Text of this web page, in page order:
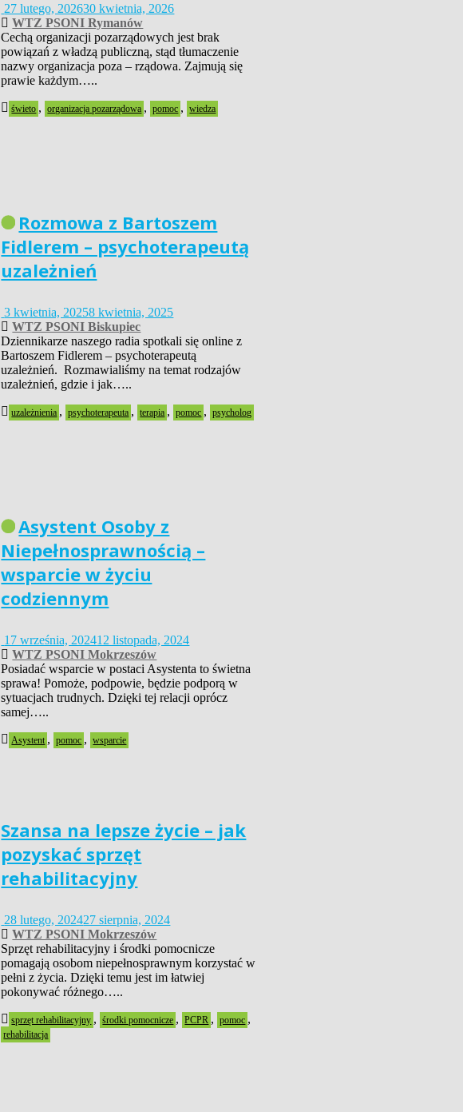
27 lutego, 202630 kwietnia, 2026
WTZ PSONI Rymanów
Cechą organizacji pozarządowych jest brak
powiązań z władzą publiczną, stąd tłumaczenie
nazwy organizacja poza – rządowa. Zajmują się
prawie każdym…..
świeto , organizacja pozarządowa , pomoc , wiedza
Rozmowa z Bartoszem
Fidlerem – psychoterapeutą
uzależnień
3 kwietnia, 20258 kwietnia, 2025
WTZ PSONI Biskupiec
Dziennikarze naszego radia spotkali się online z
Bartoszem Fidlerem – psychoterapeutą
uzależnień. Rozmawialiśmy na temat rodzajów
uzależnień, gdzie i jak…..
uzależnienia , psychoterapeuta , terapia , pomoc , psycholog
Asystent Osoby z
Niepełnosprawnością –
wsparcie w życiu
codziennym
17 września, 202412 listopada, 2024
WTZ PSONI Mokrzeszów
Posiadać wsparcie w postaci Asystenta to świetna
sprawa! Pomoże, podpowie, będzie podporą w
sytuacjach trudnych. Dzięki tej relacji oprócz
samej…..
Asystent , pomoc , wsparcie
Szansa na lepsze życie – jak
pozyskać sprzęt
rehabilitacyjny
28 lutego, 202427 sierpnia, 2024
WTZ PSONI Mokrzeszów
Sprzęt rehabilitacyjny i środki pomocnicze
pomagają osobom niepełnosprawnym korzystać w
pełni z życia. Dzięki temu jest im łatwiej
pokonywać różnego…..
sprzęt rehabilitacyjny , środki pomocnicze , PCPR , pomoc ,
rehabilitacja